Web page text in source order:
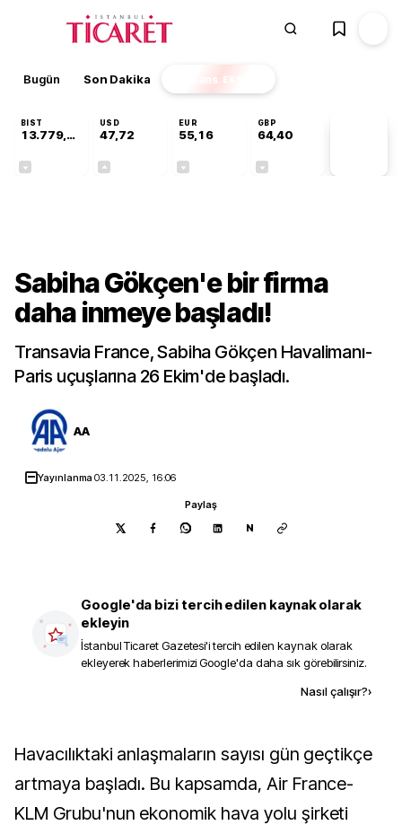
Bugün Son Dakika Finans EKSTRA
BIST
13.779,39
USD
47,72
EUR
55,16
GBP
64,40
Sabiha Gökçen'e bir firma
daha inmeye başladı!
Transavia France, Sabiha Gökçen Havalimanı-
Paris uçuşlarına 26 Ekim'de başladı.
AA
Yayınlanma03.11.2025, 16:06
Paylaş
N
Google'da bizi tercih edilen kaynak olarak
ekleyin
İstanbul Ticaret Gazetesi'i tercih edilen kaynak olarak
ekleyerek haberlerimizi Google'da daha sık görebilirsiniz.
Nasıl çalışır?›
Havacılıktaki anlaşmaların sayısı gün geçtikçe
artmaya başladı. Bu kapsamda, Air France-
KLM Grubu'nun ekonomik hava yolu şirketi